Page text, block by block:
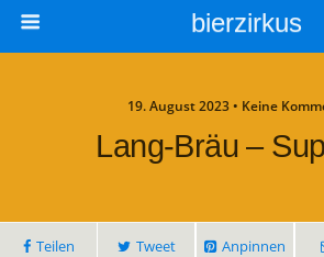
bierzirkus
19. August 2023 • Keine
Lang-Bräu –
Teilen Tweet Anpinnen